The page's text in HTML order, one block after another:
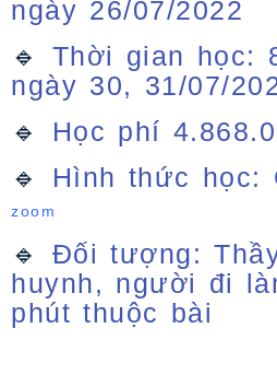
ngày 26/07/2022
🔹 Thời gian học:
ngày 30, 31/07/
🔹 Học phí
🔹 Hình thức học:
zoom
🔹 Đối tượng:
huynh, người đi
phút thuộc bài